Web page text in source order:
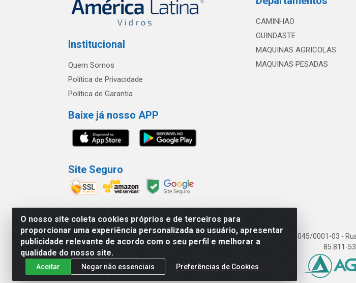
O nosso site coleta cookies próprios e de terceiros para
proporcionar uma experiência personalizada ao usuário, apresentar
publicidade relevante de acordo com o seu perfil e melhorar a
qualidade do nosso site.
Aceitar Negar não essenciais Preferências de Cookies
Institucional
Quem Somos
Política de Privacidade
Política de Garantia
Baixe já nosso APP
Site Seguro
CAMINHAO
GUINDASTE
MAQUINAS AGRICOLAS
MAQUINAS PESADAS
América Latina Indústria e Comércio de Vidros LTDA - CNPJ 19.813.045/0001-03 -
85.811-